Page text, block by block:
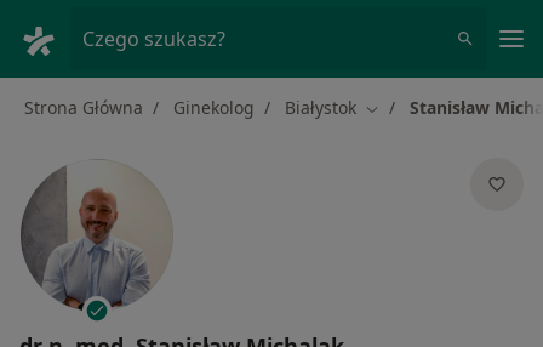
Czego szukasz?
Strona Główna Ginekolog Białystok Zmień miasto
Stanisław